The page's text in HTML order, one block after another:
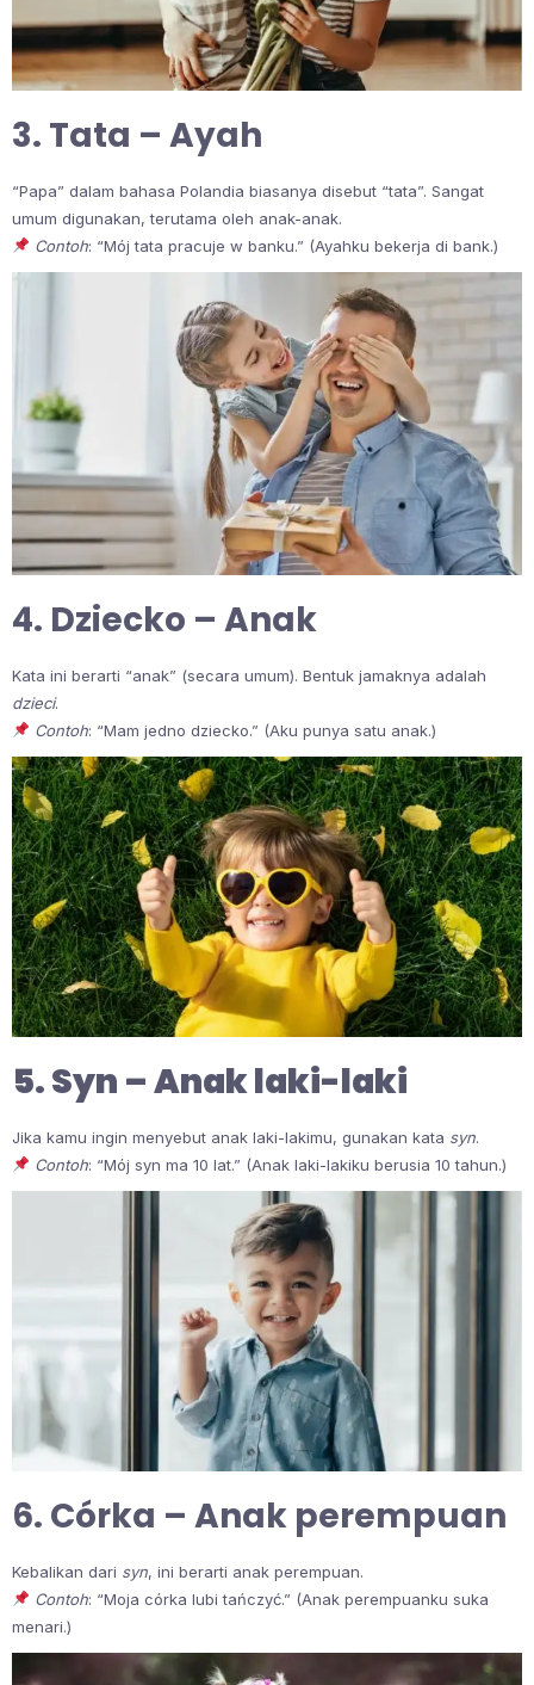
3. Tata – Ayah
“Papa” dalam bahasa Polandia biasanya disebut “tata”. Sangat
umum digunakan, terutama oleh anak-anak.
Contoh: “Mój tata pracuje w banku.” (Ayahku bekerja di bank.)
4. Dziecko – Anak
Kata ini berarti “anak” (secara umum). Bentuk jamaknya adalah
dzieci.
Contoh: “Mam jedno dziecko.” (Aku punya satu anak.)
5. Syn – Anak laki-laki
Jika kamu ingin menyebut anak laki-lakimu, gunakan kata syn.
Contoh: “Mój syn ma 10 lat.” (Anak laki-lakiku berusia 10 tahun.)
6. Córka – Anak perempuan
Kebalikan dari syn, ini berarti anak perempuan.
Contoh: “Moja córka lubi tańczyć.” (Anak perempuanku suka
menari.)